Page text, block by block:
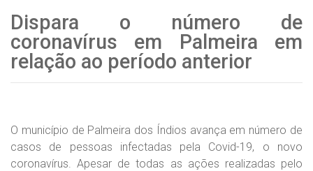
Dispara o número de
coronavírus em Palmeira em
relação ao período anterior
O município de Palmeira dos Índios avança em número de
casos de pessoas infectadas pela Covid-19, o novo
coronavírus. Apesar de todas as ações realizadas pelo